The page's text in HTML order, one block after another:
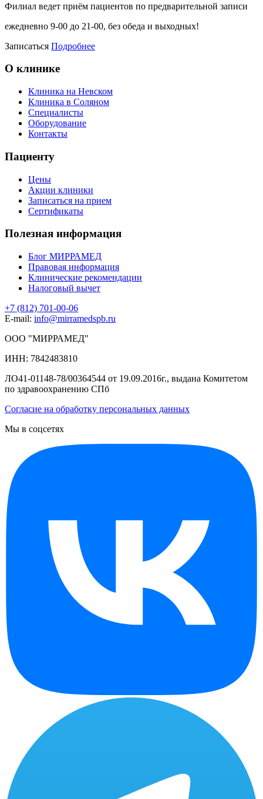
Филиал ведет приём пациентов по предварительной записи
ежедневно 9-00 до 21-00, без обеда и выходных!
Записаться Подробнее
О клинике
Клиника на Невском
Клиника в Соляном
Специалисты
Оборудование
Контакты
Пациенту
Цены
Акции клиники
Записаться на прием
Сертификаты
Полезная информация
Блог МИРРАМЕД
Правовая информация
Клинические рекомендации
Налоговый вычет
+7 (812) 701-00-06
E-mail: info@mirramedspb.ru
ООО "МИРРАМЕД"
ИНН: 7842483810
ЛО41-01148-78/00364544 от 19.09.2016г., выдана Комитетом
по здравоохранению СПб
Согласие на обработку персональных данных
Мы в соцсетях